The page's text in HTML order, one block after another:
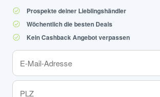
Prospekte deiner Lieblingshändler
Wöchentlich die besten Deals
Kein Cashback Angebot verpassen